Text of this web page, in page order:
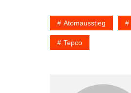
Atomausstieg
Tepco